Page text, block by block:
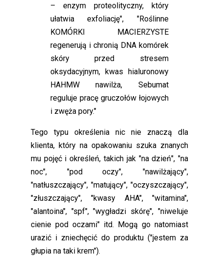
– enzym proteolityczny, który
ułatwia exfoliację", "Roślinne
KOMÓRKI MACIERZYSTE
regenerują i chronią DNA komórek
skóry przed stresem
oksydacyjnym, kwas hialuronowy
HAHMW nawilża, Sebumat
reguluje pracę gruczołów łojowych
i zwęża pory."
Tego typu określenia nic nie znaczą dla
klienta, który na opakowaniu szuka znanych
mu pojęć i określeń, takich jak "na dzień", "na
noc", "pod oczy", "nawilżający",
"natłuszczający", "matujący", "oczyszczający",
"złuszczający", "kwasy AHA", "witamina",
"alantoina", "spf", "wygładzi skórę", "niweluje
cienie pod oczami" itd. Mogą go natomiast
urazić i zniechęcić do produktu ("jestem za
głupia na taki krem").